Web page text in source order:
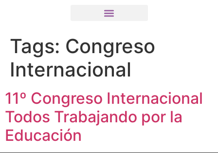
Tags: Congreso
Internacional
11º Congreso Internacional
Todos Trabajando por la
Educación